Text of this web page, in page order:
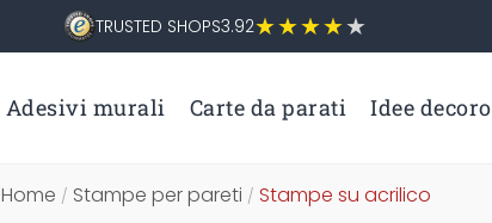
TRUSTED SHOPS3.92
Adesivi murali Carte da parati Idee decoro
Home / Stampe per pareti / Stampe su acrilico